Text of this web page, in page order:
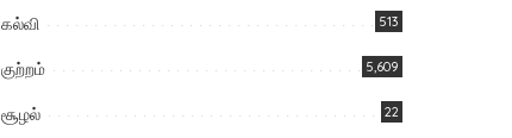
கல்வி 513
குற்றம் 5,609
சூழல் 22